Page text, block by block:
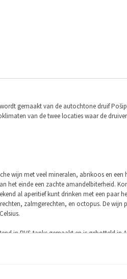
gemaakt van de autochtone druif
van de twee locaties waar de
wijn met veel mineralen, abrikoos en
het einde een zachte amandelbiterheid.
al aperitief kunt drinken met een paar
zalmgerechten, en octopus. De wijn
in RVS-tanks gemaakt en is gebotteld in